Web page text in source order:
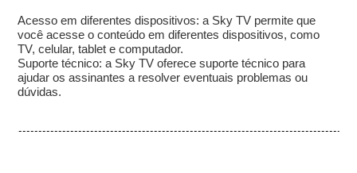
Acesso em diferentes dispositivos: a Sky TV permite que
você acesse o conteúdo em diferentes dispositivos, como
TV, celular, tablet e computador.
Suporte técnico: a Sky TV oferece suporte técnico para
ajudar os assinantes a resolver eventuais problemas ou
dúvidas.